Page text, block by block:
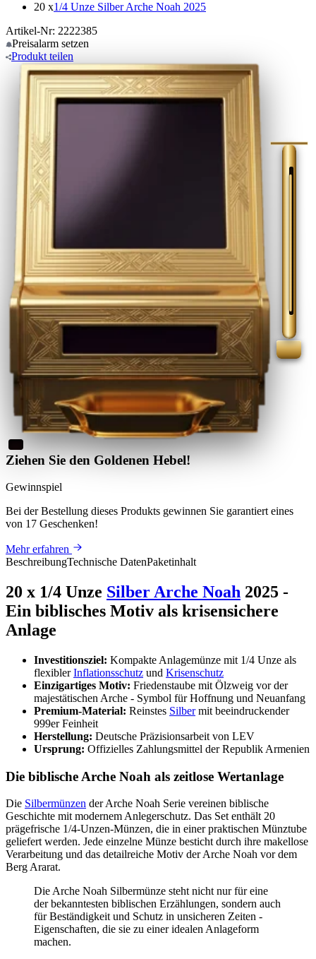
20 x1/4 Unze Silber Arche Noah 2025
Artikel-Nr: 2222385
Preisalarm setzen
Produkt teilen
Ziehen Sie den Goldenen Hebel!
Gewinnspiel
Bei der Bestellung dieses Produkts gewinnen Sie garantiert eines
von 17 Geschenken!
Mehr erfahren
BeschreibungTechnische DatenPaketinhalt
20 x 1/4 Unze Silber Arche Noah 2025 -
Ein biblisches Motiv als krisensichere
Anlage
Investitionsziel: Kompakte Anlagemünze mit 1/4 Unze als
flexiblerInflationsschutz und Krisenschutz
Einzigartiges Motiv: Friedenstaube mit Ölzweig vor der
majestätischen Arche - Symbol für Hoffnung und Neuanfang
Premium-Material: Reinstes Silbermit beeindruckender
999er Feinheit
Herstellung: Deutsche Präzisionsarbeit von LEV
Ursprung: Offizielles Zahlungsmittel der Republik Armenien
Die biblische Arche Noah als zeitlose Wertanlage
Die Silbermünzen der Arche Noah Serie vereinen biblische
Geschichte mit modernem Anlegerschutz. Das Set enthält 20
prägefrische 1/4-Unzen-Münzen, die in einer praktischen Münztube
geliefert werden. Jede einzelne Münze besticht durch ihre makellose
Verarbeitung und das detailreiche Motiv der Arche Noah vor dem
Berg Ararat.
Die Arche Noah Silbermünze steht nicht nur für eine
der bekanntesten biblischen Erzählungen, sondern auch
für Beständigkeit und Schutz in unsicheren Zeiten -
Eigenschaften, die sie zu einer idealen Anlageform
machen.